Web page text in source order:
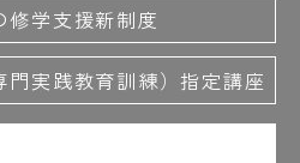
修学支援新制度
実践教育訓練）指定講座